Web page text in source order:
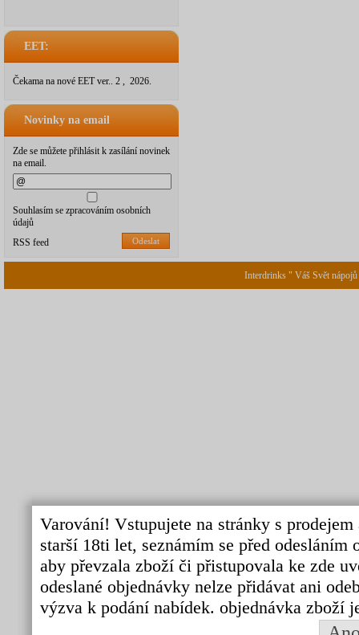
EET:
Čekama na nové EET ver.. 2 , 2026.
Novinky na email
Zde se můžete přihlásit k zasílání novinek
na email.
Souhlasím se zpracováním osobních
údajů
Odeslat
RSS feed
Interdrinks " Váš Svět
Varování! Vstupujete na stránky s
starší 18ti let, seznámím se před
aby převzala zboží či přistupovala ke zde
odeslané objednávky nelze přidávat ani
výzva k podání nabídek. objednávka zboží